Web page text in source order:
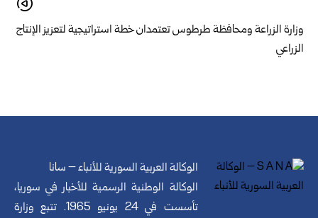
وزارة الزراعة ومحافظة طرطوس تعتمدان خطة استراتيجية لتعزيز الإنتاج
الزراعي
الوكالة العربية السورية للأنباء – سانا
الوكالة الوطنية الرسمية للأخبار في سوريا،
تأسست في 24 يونيو 1965. تتبع وزارة